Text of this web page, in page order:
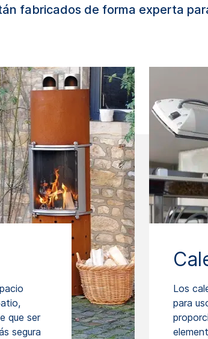
fabricados de forma experta
que ser
segura
Los
para